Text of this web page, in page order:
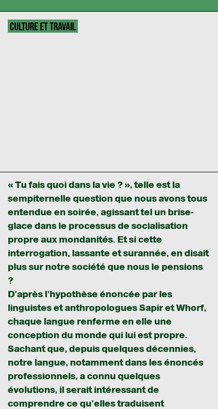
CULTURE ET TRAVAIL
« Tu fais quoi dans la vie ? », telle est la
sempiternelle question que nous avons tous
entendue en soirée, agissant tel un brise-
glace dans le processus de socialisation
propre aux mondanités. Et si cette
interrogation, lassante et surannée, en disait
plus sur notre société que nous le pensions
?
D’après l’hypothèse énoncée par les
linguistes et anthropologues Sapir et Whorf,
chaque langue renferme en elle une
conception du monde qui lui est propre.
Sachant que, depuis quelques décennies,
notre langue, notamment dans les énoncés
professionnels, a connu quelques
évolutions, il serait intéressant de
comprendre ce qu’elles traduisent